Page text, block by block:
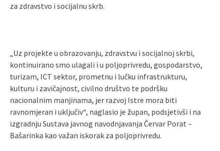
za zdravstvo i socijalnu skrb.
„Uz projekte u obrazovanju, zdravstvu i socijalnoj skrbi,
kontinuirano smo ulagali i u poljoprivredu, gospodarstvo,
turizam, ICT sektor, prometnu i lučku infrastrukturu,
kulturu i zavičajnost, civilno društvo te podršku
nacionalnim manjinama, jer razvoj Istre mora biti
ravnomjeran i uključiv“, naglasio je župan, podsjetivši i na
izgradnju Sustava javnog navodnjavanja Červar Porat –
Bašarinka kao važan iskorak za poljoprivredu.